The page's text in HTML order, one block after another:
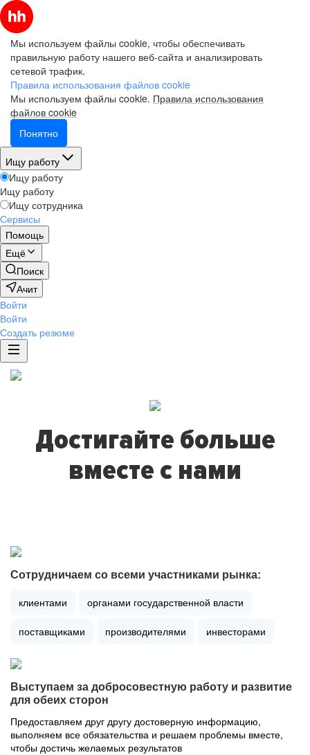
Мы используем файлы cookie, чтобы обеспечивать
правильную работу нашего веб-сайта и анализировать
сетевой трафик.
Правила использования файлов cookie
Мы используем файлы cookie. Правила использования
файлов cookie
Понятно
Ищу работу
Ищу работу
Ищу работу
Ищу сотрудника
Сервисы
Помощь
Ещё
Поиск
Ачит
Войти
Войти
Создать резюме
Достигайте больше
вместе с нами
Сотрудничаем со всеми участниками рынка:
клиентами органами государственной власти
поставщиками производителями инвесторами
Выступаем за добросовестную работу и развитие
для обеих сторон
Предоставляем друг другу достоверную информацию,
выполняем все обязательства и решаем проблемы вместе,
чтобы достичь желаемых результатов